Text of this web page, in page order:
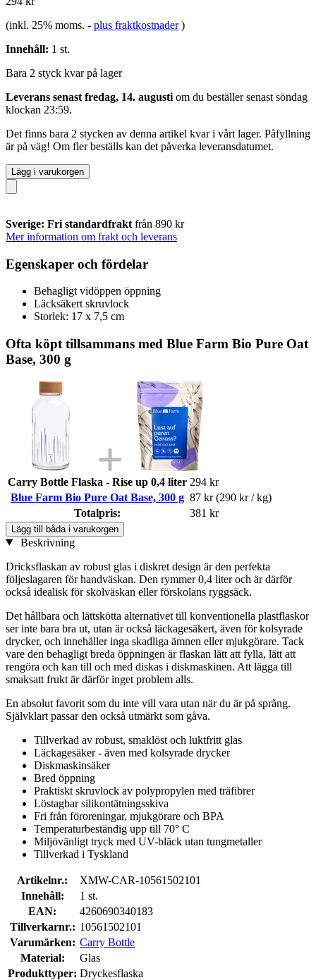
(inkl. 25% moms. - plus fraktkostnader )
Innehåll: 1 st.
Bara 2 styck kvar på lager
Leverans senast fredag, 14. augusti om du beställer senast söndag
klockan 23:59.
Det finns bara 2 stycken av denna artikel kvar i vårt lager. Påfyllning
är på väg! Om fler beställs kan det påverka leveransdatumet.
Lägg i varukorgen
Sverige: Fri standardfrakt från 890 kr
Mer information om frakt och leverans
Egenskaper och fördelar
Behagligt vidöppen öppning
Läcksäkert skruvlock
Storlek: 17 x 7,5 cm
Ofta köpt tillsammans med Blue Farm Bio Pure Oat
Base, 300 g
Carry Bottle Flaska - Rise up 0,4 liter 294 kr
Blue Farm Bio Pure Oat Base, 300 g 87 kr (290 kr / kg)
Totalpris:
381 kr
Lägg till båda i varukorgen
Beskrivning
Dricksflaskan av robust glas i diskret design är den perfekta
följeslagaren för handväskan. Den rymmer 0,4 liter och är därför
också idealisk för skolväskan eller förskolans ryggsäck.
Det hållbara och lättskötta alternativet till konventionella plastflaskor
ser inte bara bra ut, utan är också läckagesäkert, även för kolsyrade
drycker, och innehåller inga skadliga ämnen eller mjukgörare. Tack
vare den behagligt breda öppningen är flaskan lätt att fylla, lätt att
rengöra och kan till och med diskas i diskmaskinen. Att lägga till
smaksatt frukt är därför inget problem alls.
En absolut favorit som du inte vill vara utan när du är på språng.
Självklart passar den också utmärkt som gåva.
Tillverkad av robust, smaklöst och luktfritt glas
Läckagesäker - även med kolsyrade drycker
Diskmaskinsäker
Bred öppning
Praktiskt skruvlock av polypropylen med träfibrer
Löstagbar silikontätningsskiva
Fri från föroreningar, mjukgörare och BPA
Temperaturbeständig upp till 70° C
Miljövänligt tryck med UV-bläck utan tungmetaller
Tillverkad i Tyskland
Artikelnr.:
XMW-CAR-10561502101
Innehåll:
1 st.
EAN:
4260690340183
Tillverkarnr.: 10561502101
Varumärken: Carry Bottle
Material:
Glas
Produkttyper: Dryckesflaska